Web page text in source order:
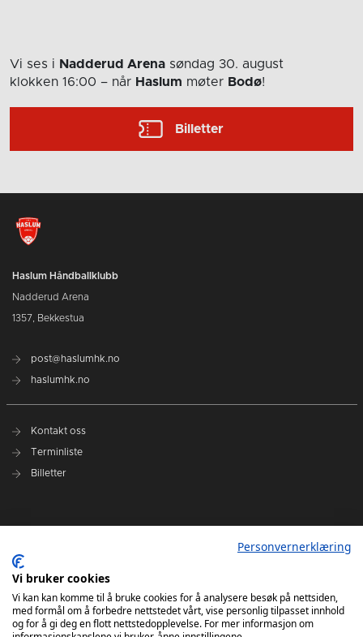
Vi ses i Nadderud Arena søndag 30. august
klokken 16:00 – når Haslum møter Bodø!
Billetter
Haslum Håndballklubb
Nadderud Arena
1357, Bekkestua
post@haslumhk.no
haslumhk.no
Kontakt oss
Terminliste
Billetter
Ansvarlig redaktør: Tore Solberg
Personvernerklæring
Vi bruker cookies
Vi kan kan komme til å bruke cookies for å analysere besøk på nettsiden,
med formål om å forbedre nettstedet vårt, vise personlig tilpasset innhold
og for å gi deg en flott nettstedopplevelse. For mer informasjon om